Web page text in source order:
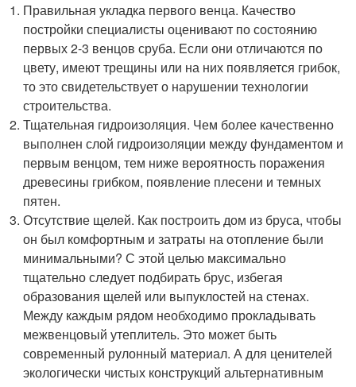
Правильная укладка первого венца. Качество
постройки специалисты оценивают по состоянию
первых 2-3 венцов сруба. Если они отличаются по
цвету, имеют трещины или на них появляется грибок,
то это свидетельствует о нарушении технологии
строительства.
Тщательная гидроизоляция. Чем более качественно
выполнен слой гидроизоляции между фундаментом и
первым венцом, тем ниже вероятность поражения
древесины грибком, появление плесени и темных
пятен.
Отсутствие щелей. Как построить дом из бруса, чтобы
он был комфортным и затраты на отопление были
минимальными? С этой целью максимально
тщательно следует подбирать брус, избегая
образования щелей или выпуклостей на стенах.
Между каждым рядом необходимо прокладывать
межвенцовый утеплитель. Это может быть
современный рулонный материал. А для ценителей
экологически чистых конструкций альтернативным